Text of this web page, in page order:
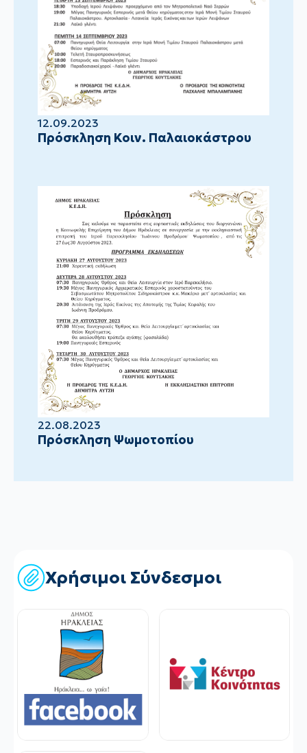
12.09.2023
Πρόσκληση Κοιν. Παλαιοκάστρου
22.08.2023
Πρόσκληση Ψωμοτοπίου
Χρήσιμοι Σύνδεσμοι